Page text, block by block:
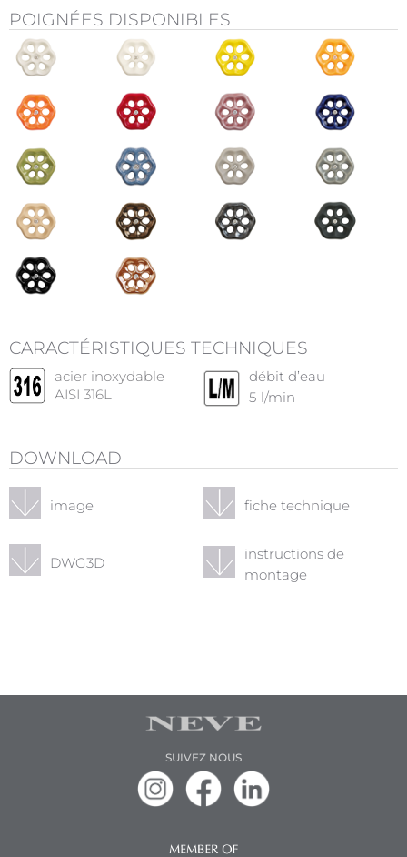
POIGNÉES DISPONIBLES
CARACTÉRISTIQUES TECHNIQUES
acier inoxydable
AISI 316L
débit d’eau
5 l/min
DOWNLOAD
image fiche technique
DWG3D
instructions de
montage
SUIVEZ NOUS